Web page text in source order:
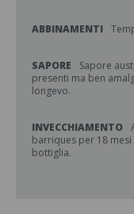
ABBINAMENTI
SAPORE
Sapore
presenti ma ben
longevo.
INVECCHIAMENTO
barriques per 18
bottiglia.